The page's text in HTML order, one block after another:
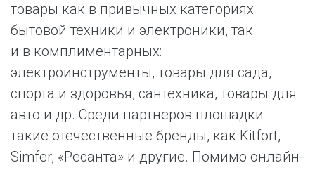
товары как в привычных категориях
бытовой техники и электроники, так
и в комплиментарных:
электроинструменты, товары для сада,
спорта и здоровья, сантехника, товары для
авто и др. Среди партнеров площадки
такие отечественные бренды, как Kitfort,
Simfer, «Ресанта» и другие. Помимо онлайн-